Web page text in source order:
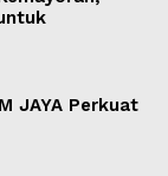
JAYA Perkuat